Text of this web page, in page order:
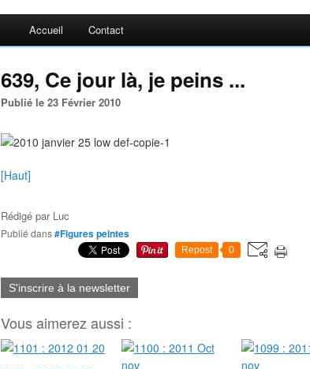
Accueil Contact
639, Ce jour là, je peins ...
Publié le 23 Février 2010
[Haut]
Rédigé par Luc
Publié dans#Figures peintes
Repost 0
S'inscrire à la newsletter
Vous aimerez aussi :